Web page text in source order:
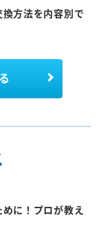
方法を内容別で
に！プロが教え